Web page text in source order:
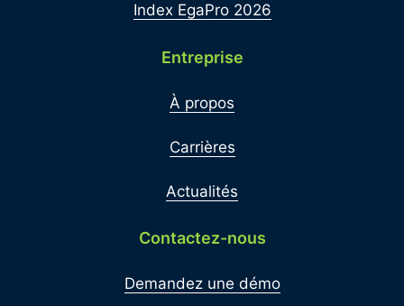
Index EgaPro 2026
Entreprise
À propos
Carrières
Actualités
Contactez-nous
Demandez une démo